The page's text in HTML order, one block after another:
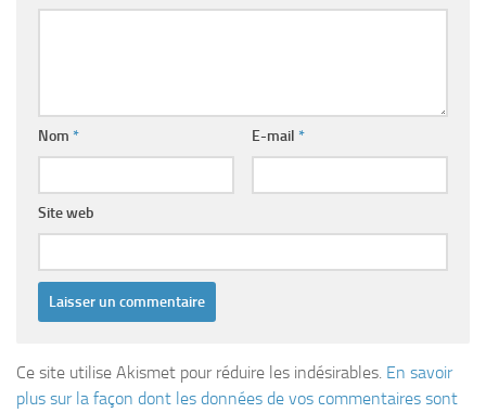
Nom * E-mail *
Site web
Ce site utilise Akismet pour réduire les indésirables. En savoir
plus sur la façon dont les données de vos commentaires sont